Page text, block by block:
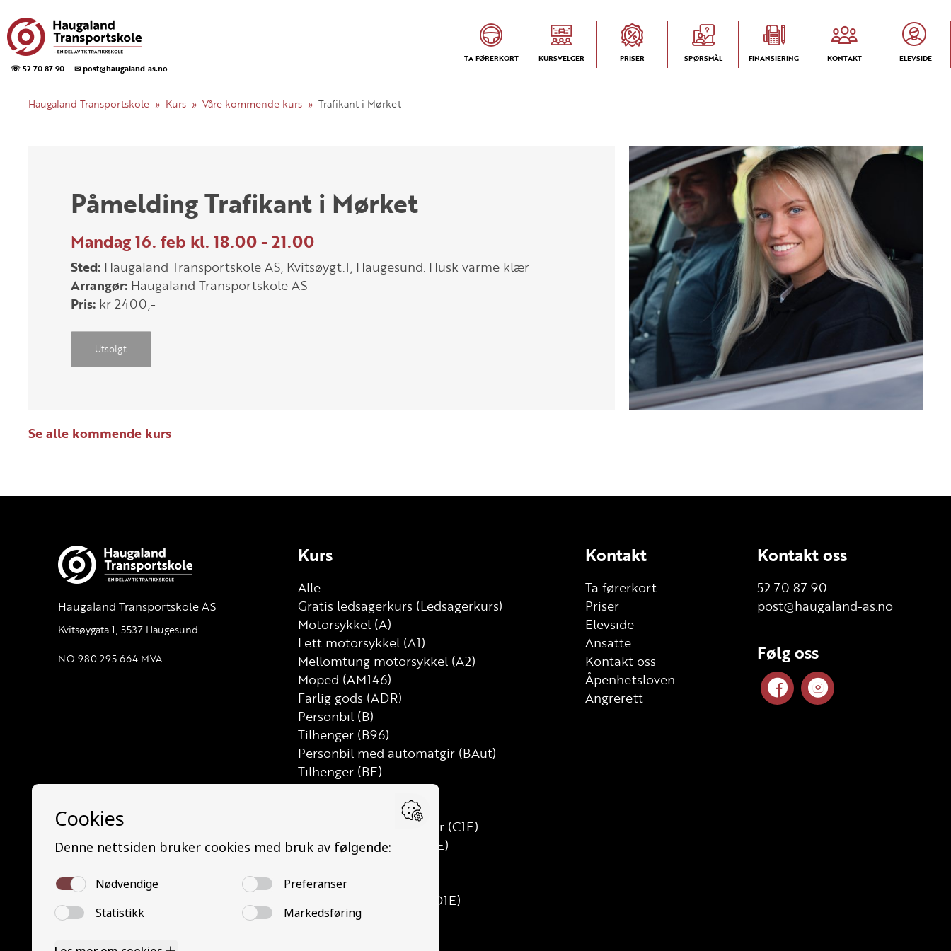
☏ 52 70 87 90 ✉ post@haugaland-as.no
TA FØRERKORT KURSVELGER PRISER SPØRSMÅL FINANSIERING KONTAKT ELEVSIDE
Haugaland Transportskole Kurs Våre kommende kurs Trafikant i Mørket
Påmelding Trafikant i Mørket
Mandag 16. feb kl. 18.00 - 21.00
Sted: Haugaland Transportskole AS, Kvitsøygt.1, Haugesund. Husk varme klær
Arrangør: Haugaland Transportskole AS
Pris: kr 2400,-
Utsolgt
Se alle kommende kurs
Haugaland Transportskole AS
Kvitsøygata 1, 5537 Haugesund
NO 980 295 664 MVA
Kurs
Alle
Gratis ledsagerkurs (Ledsagerkurs)
Motorsykkel (A)
Lett motorsykkel (A1)
Mellomtung motorsykkel (A2)
Moped (AM146)
Farlig gods (ADR)
Personbil (B)
Tilhenger (B96)
Personbil med automatgir (BAut)
Tilhenger (BE)
Lastebil (C)
Lett lastebil med henger (C1E)
Lastebil med henger (CE)
Minibuss (D1)
Minibuss med henger (D1E)
Buss med henger (DE)
Kontakt
Ta førerkort
Priser
Elevside
Ansatte
Kontakt oss
Åpenhetsloven
Angrerett
Kontakt oss
52 70 87 90
post@haugaland-as.no
Følg oss